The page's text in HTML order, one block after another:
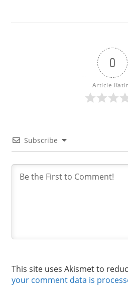
0
Article
Subscribe
This site uses Akismet to
your comment data is